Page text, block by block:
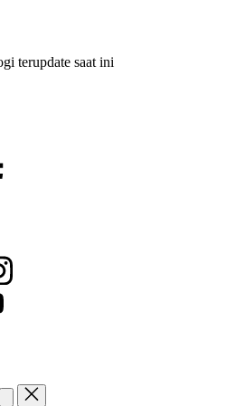
terupdate saat ini